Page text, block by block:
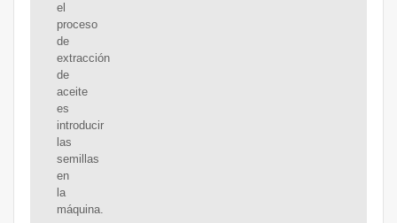
el
proceso
de
extracción
de
aceite
es
introducir
las
semillas
en
la
máquina.